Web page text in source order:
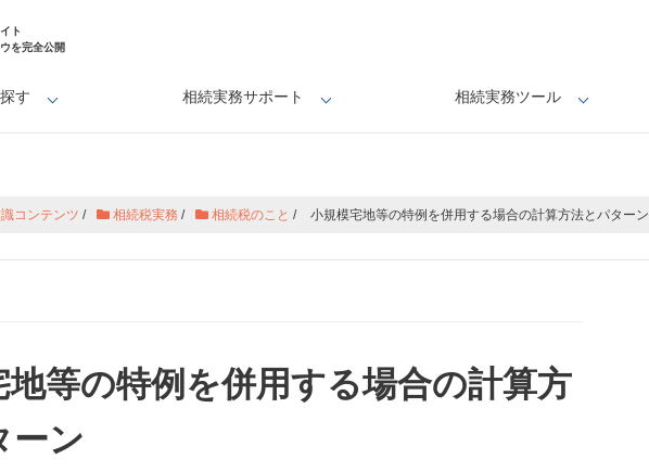
ト
を完全公開
す 相続実務サポート 相続実務ツール
コンテンツ / 相続税実務 / 相続税のこと / 小規模宅地等の特例を併用する場合の計算方法とパターン
地等の特例を併用する場合の計算方
ーン